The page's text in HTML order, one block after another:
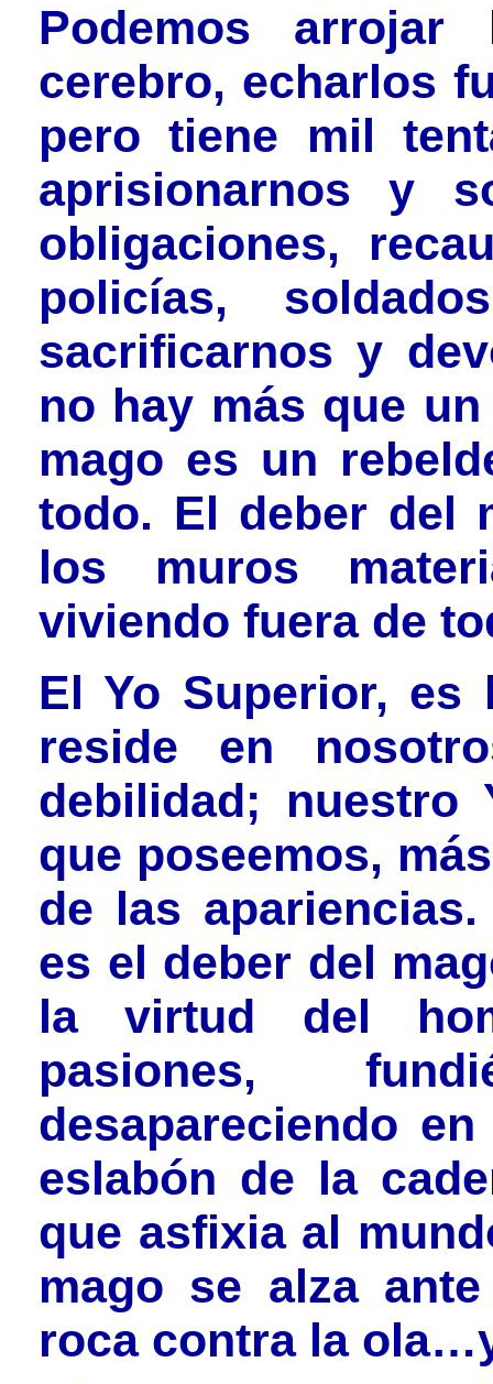
Podemos
cerebro, echarlos
pero tiene mil
aprisionarnos y
obligaciones,
policías,
sacrificarnos y
no hay más que
mago es un
todo. El deber del
los muros
viviendo fuera de
El Yo Superior, es
reside en
debilidad; nuestro
que poseemos,
de las
es el deber del
la virtud del
pasiones,
desapareciendo
eslabón de la
que asfixia al
mago se alza
roca contra la